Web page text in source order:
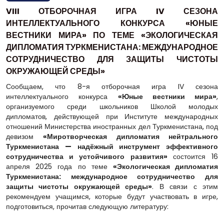
VIII ОТБОРОЧНАЯ ИГРА IV СЕЗОНА
ИНТЕЛЛЕКТУАЛЬНОГО КОНКУРСА «ЮНЫЕ
ВЕСТНИКИ МИРА» ПО ТЕМЕ «ЭКОЛОГИЧЕСКАЯ
ДИПЛОМАТИЯ ТУРКМЕНИСТАНА: МЕЖДУНАРОДНОЕ
СОТРУДНИЧЕСТВО ДЛЯ ЗАЩИТЫ ЧИСТОТЫ
ОКРУЖАЮЩЕЙ СРЕДЫ»
Сообщаем, что 8-я отборочная игра IV сезона
интеллектуального конкурса «Юные вестники мира»,
организуемого среди школьников Школой молодых
дипломатов, действующей при Институте международных
отношений Министерства иностранных дел Туркменистана, под
девизом«Миротворческая дипломатия нейтрального
Туркменистана — надёжный инструмент эффективного
сотрудничества и устойчивого развития» состоится 16
апреля 2025 года по теме «Экологическая дипломатия
Туркменистана: международное сотрудничество для
защиты чистоты окружающей среды». В связи с этим
рекомендуем учащимся, которые будут участвовать в игре,
подготовиться, прочитав следующую литературу: